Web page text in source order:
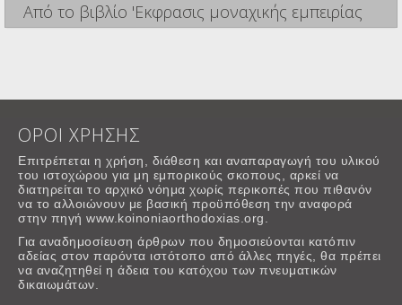
Από το βιβλίο 'Εκφρασις μοναχικής εμπειρίας
ΟΡΟΙ ΧΡΗΣΗΣ
Επιτρέπεται η χρήση, διάθεση και αναπαραγωγή του υλικού
του ιστοχώρου για μη εμπορικούς σκοπους, αρκεί να
διατηρείται το αρχικό νόημα χωρίς περικοπές που πιθανόν
να το αλλοιώνουν με βασική προϋπόθεση την αναφορά
στην πηγή www.koinoniaorthodoxias.org.
Για αναδημοσίευση άρθρων που δημοσιεύονται κατόπιν
αδείας στον παρόντα ιστότοπο από άλλες πηγές, θα πρέπει
να αναζητηθεί η άδεια του κατόχου των πνευματικών
δικαιωμάτων.